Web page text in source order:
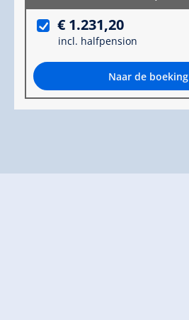
€ 1.231,20
incl. halfpension
Naar de boeking